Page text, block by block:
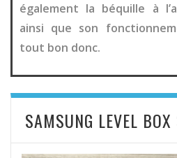
également la béquille à
ainsi que son
tout bon donc.
SAMSUNG LEVEL